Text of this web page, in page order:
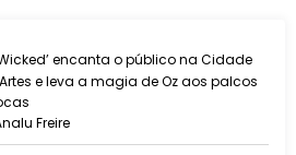
encanta o público na Cidade
e leva a magia de Oz aos palcos
Freire